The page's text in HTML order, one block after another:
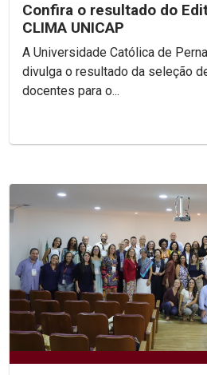
Confira o resultado do
CLIMA UNICAP
A Universidade Católica de
divulga o resultado da seleção
docentes para o...